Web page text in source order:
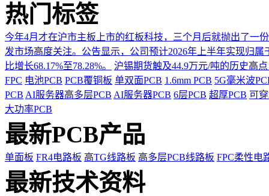
热门标签
今年4月才在沪市主板上市的红板科技，三个月后就抛出了一
发市场高度关注。公告显示，公司预计2026年上半年实现归
比增长68.17%至78.28%。
沪锡期货触及44.9万元/吨的历史高
FPC 电池PCB PCB覆铜板 单双面PCB 1.6mm PCB 5G毫米波
PCB AI服务器高多层PCB AI服务器PCB 6层PCB 超厚PCB 可
大功率PCB
最新PCB产品
单面板 FR4电路板 高TG线路板 高多层PCB线路板 FPC柔性电
最新技术资料